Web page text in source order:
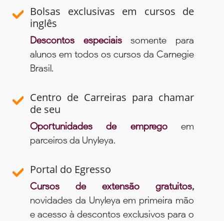
Bolsas exclusivas em cursos de
inglês
Descontos especiaissomente para
alunos em todos os cursos da Carnegie
Brasil.
Centro de Carreiras para chamar
de seu
Oportunidades de empregoem
parceiros da Unyleya.
Portal do Egresso
Cursos de extensão gratuitos,
novidades da Unyleya em primeira mão
e acesso à descontos exclusivos para o